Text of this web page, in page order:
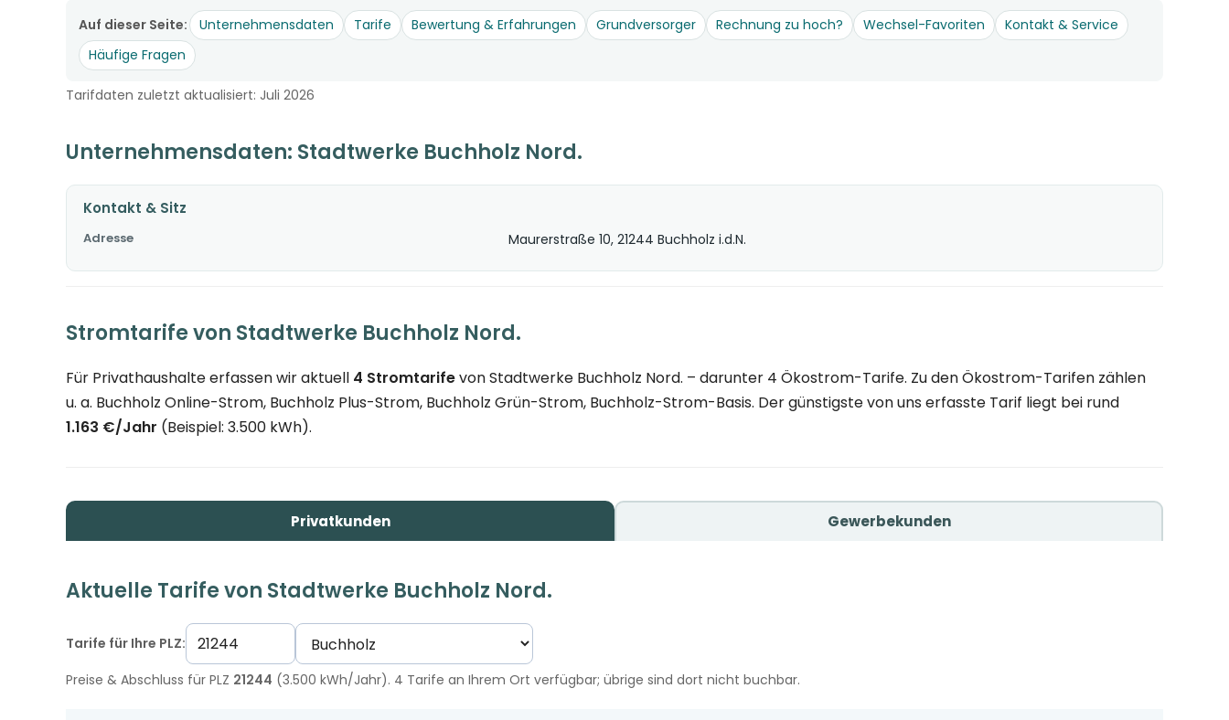
Auf dieser Seite: Unternehmensdaten Tarife Bewertung & Erfahrungen Grundversorger Rechnung zu hoch? Wechsel-Favoriten
Kontakt & Service
Häufige Fragen
Tarifdaten zuletzt aktualisiert: Juli 2026
Unternehmensdaten: Stadtwerke Buchholz Nord.
Kontakt & Sitz
Adresse Maurerstraße 10, 21244 Buchholz i.d.N.
Stromtarife von Stadtwerke Buchholz Nord.
Für Privathaushalte erfassen wir aktuell 4 Stromtarifevon Stadtwerke Buchholz Nord. – darunter 4 Ökostrom-Tarife. Zu den Ökostrom-Tarifen zählen
u. a. Buchholz Online-Strom, Buchholz Plus-Strom, Buchholz Grün-Strom, Buchholz-Strom-Basis. Der günstigste von uns erfasste Tarif liegt bei rund
1.163 €/Jahr (Beispiel: 3.500 kWh).
Privatkunden Gewerbekunden
Aktuelle Tarife von Stadtwerke Buchholz Nord.
Tarife für Ihre PLZ:
Preise & Abschluss für PLZ 21244 (3.500 kWh/Jahr). 4 Tarife an Ihrem Ort verfügbar; übrige sind dort nicht buchbar.